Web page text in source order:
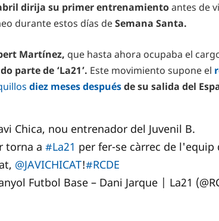
dirija su primer entrenamientoantes de
durante estos días deSemana Santa.
Martínez, que hasta ahora ocupaba el
parte de ‘La21’. Este movimiento supone el
diez meses despuésde su salida del
Chica, nou entrenador del Juvenil B.
torna a #La21 per fer-se càrrec de l'equip
@JAVICHICAT!#RCDE
Futbol Base – Dani Jarque | La21